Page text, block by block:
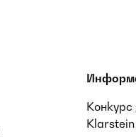
Конкурс
Klarstein